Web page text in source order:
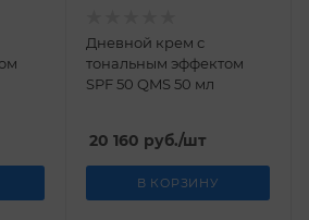
Дневной крем с
тональным эффектом
SPF 50 QMS 50 мл
20 160 руб./шт
В КОРЗИНУ